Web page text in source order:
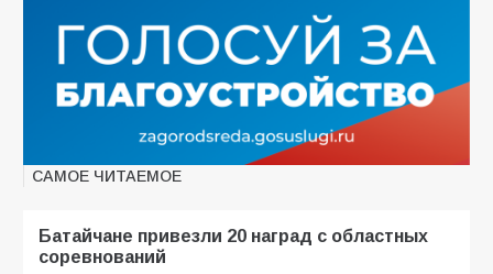
САМОЕ ЧИТАЕМОЕ
Батайчане привезли 20 наград с областных
соревнований